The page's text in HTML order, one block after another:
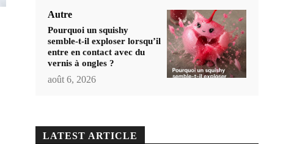
Autre
Pourquoi un squishy
semble-t-il exploser lorsqu’il
entre en contact avec du
vernis à ongles ?
août 6, 2026
LATEST ARTICLE